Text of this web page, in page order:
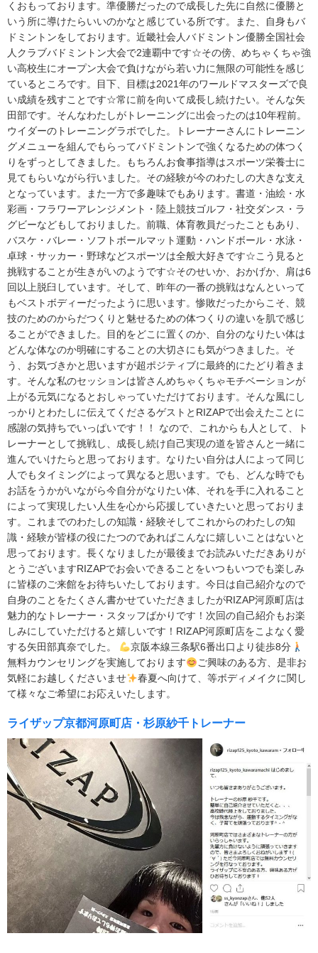
くおもっております。準優勝だったので成長した先に自然に優勝と
いう所に導けたらいいのかなと感じている所です。また、自身もバ
ドミントンをしております。近畿社会人バドミントン優勝全国社会
人クラブバドミントン大会で2連覇中です☆その傍、めちゃくちゃ強
い高校生にオープン大会で負けながら若い力に無限の可能性を感じ
ているところです。目下、目標は2021年のワールドマスターズで良
い成績を残すことです☆常に前を向いて成長し続けたい。そんな矢
田部です。そんなわたしがトレーニングに出会ったのは10年程前。
ウイダーのトレーニングラボでした。トレーナーさんにトレーニン
グメニューを組んでもらってバドミントンで強くなるための体つく
りをずっとしてきました。もちろんお食事指導はスポーツ栄養士に
見てもらいながら行いました。その経験が今のわたしの大きな支え
となっています。また一方で多趣味でもあります。書道・油絵・水
彩画・フラワーアレンジメント・陸上競技ゴルフ・社交ダンス・ラ
グビーなどもしておりました。前職、体育教員だったこともあり、
バスケ・バレー・ソフトボールマット運動・ハンドボール・水泳・
卓球・サッカー・野球などスポーツは全般大好きです☆こう見ると
挑戦することが生きがいのようです☆そのせいか、おかげか、肩は6
回以上脱臼しています。そして、昨年の一番の挑戦はなんといって
もベストボディーだったように思います。惨敗だったからこそ、競
技のためのからだつくりと魅せるための体つくりの違いを肌で感じ
ることができました。目的をどこに置くのか、自分のなりたい体は
どんな体なのか明確にすることの大切さにも気がつきました。そ
う、お気づきかと思いますが超ポジティブに最終的にたどり着きま
す。そんな私のセッションは皆さんめちゃくちゃモチベーションが
上がる元気になるとおしゃっていただけております。そんな風にし
っかりとわたしに伝えてくださるゲストとRIZAPで出会えたことに
感謝の気持ちでいっぱいです！！ なので、これからも人として、ト
レーナーとして挑戦し、成長し続け自己実現の道を皆さんと一緒に
進んでいけたらと思っております。なりたい自分は人によって同じ
人でもタイミングによって異なると思います。でも、どんな時でも
お話をうかがいながら今自分がなりたい体、それを手に入れること
によって実現したい人生を心から応援していきたいと思っておりま
す。これまでのわたしの知識・経験そしてこれからのわたしの知
識・経験が皆様の役にたつのであればこんなに嬉しいことはないと
思っております。長くなりましたが最後までお読みいただきありが
とうございますRIZAPでお会いできることをいつもいつでも楽しみ
に皆様のご来館をお待ちいたしております。今日は自己紹介なので
自身のことをたくさん書かせていただきましたがRIZAP河原町店は
魅力的なトレーナー・スタッフばかりです！次回の自己紹介もお楽
しみにしていただけると嬉しいです！RIZAP河原町店をこよなく愛
する矢田部真奈でした。
京阪本線三条駅6番出口より徒歩8分
無料カウンセリングを実施しております
ご興味のある方、是非お
気軽にお越しくださいませ
春夏へ向けて、等ボディメイクに関し
て様々なご希望にお応えいたします。
ライザップ京都河原町店・杉原紗千トレーナー